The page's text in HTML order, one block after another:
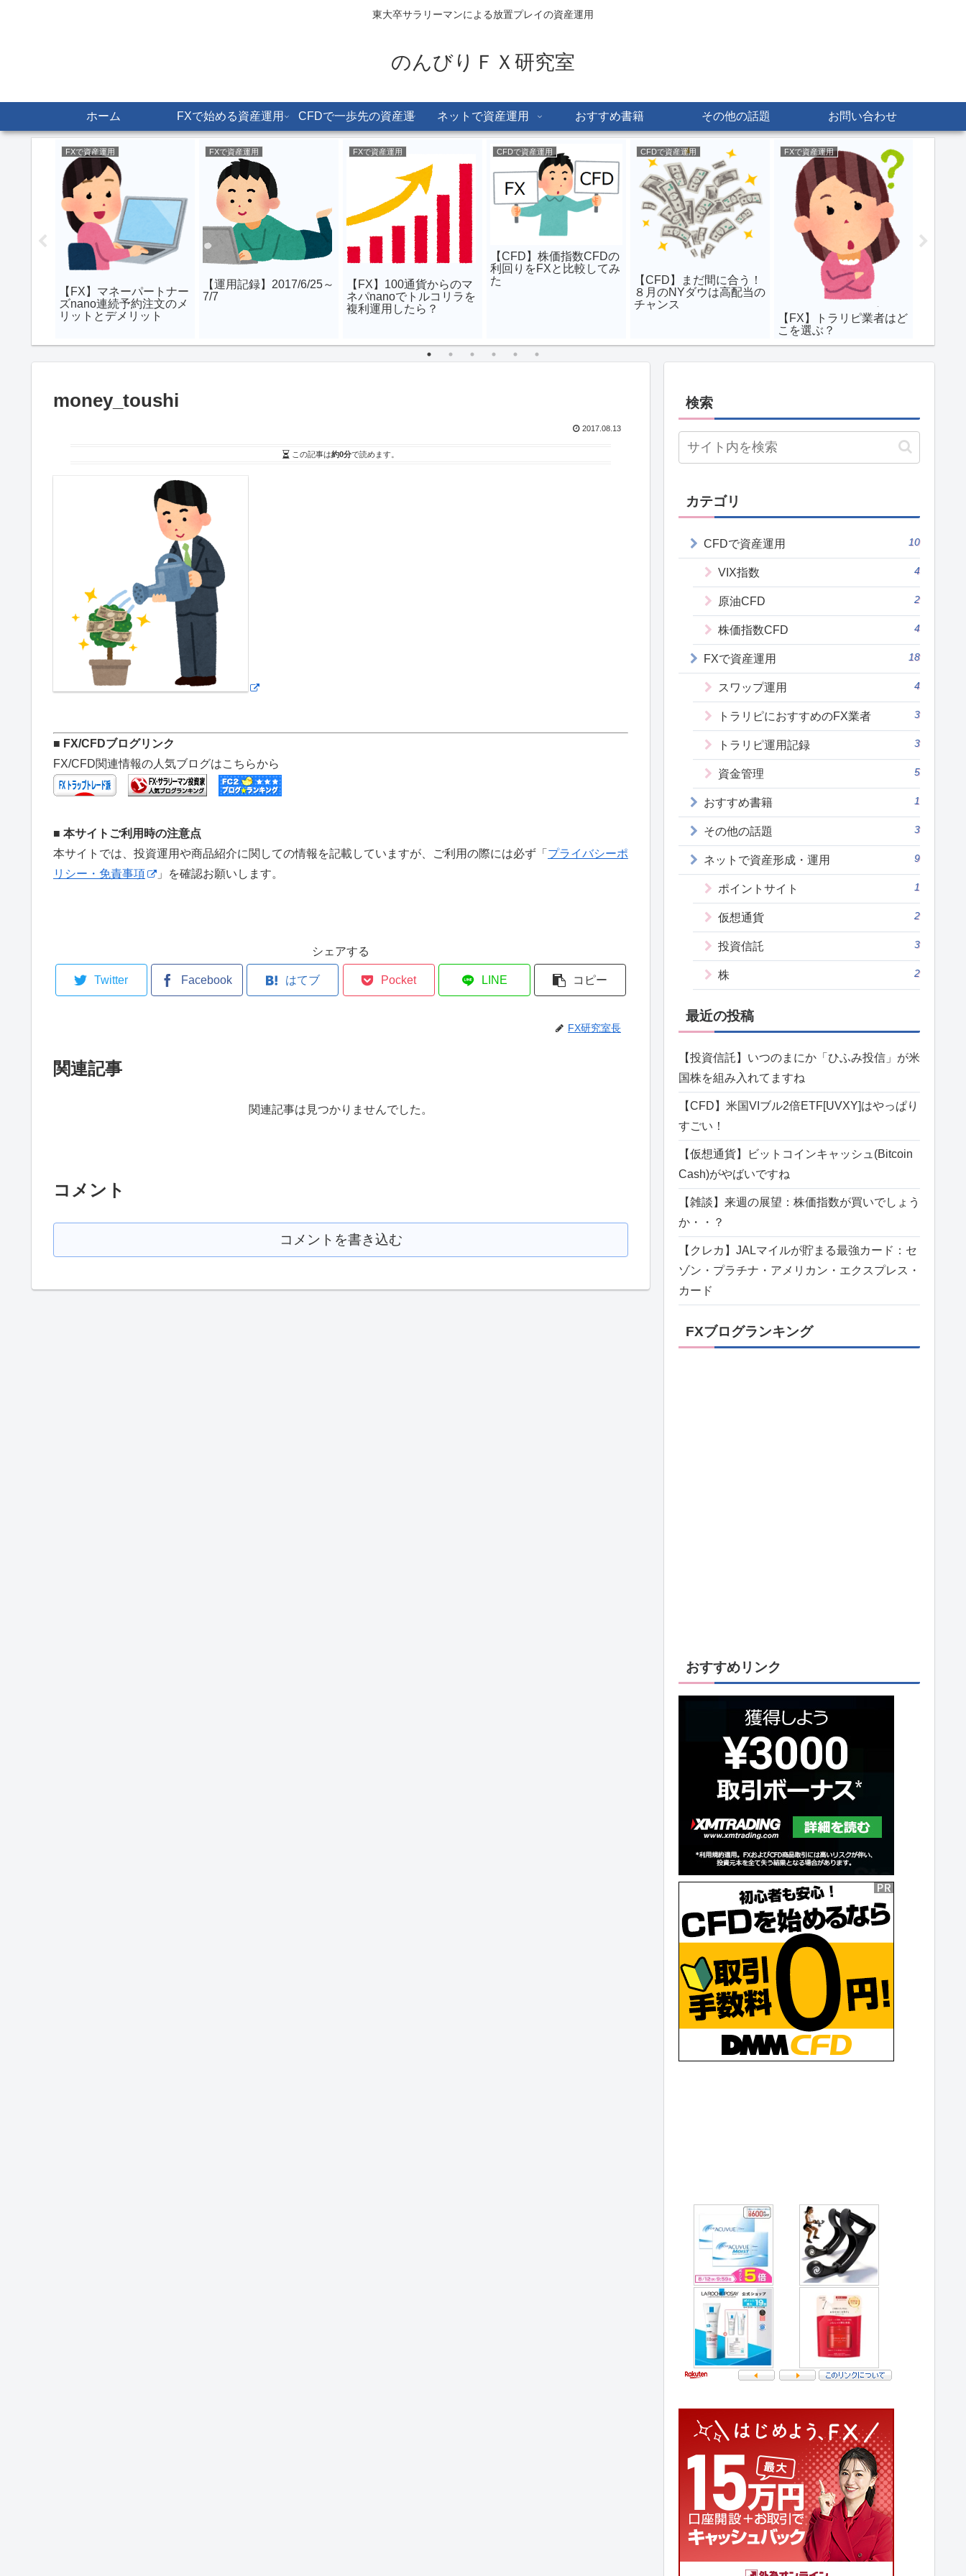
東大卒サラリーマンによる放置プレイの資産運用
のんびりＦＸ研究室
ホーム FXで始める資産運用 CFDで一歩先の資産運
用
ネットで資産運用 おすすめ書籍 その他の話題 お問い合わせ
FXで資産運用
【FX】マネーパートナー
ズnano連続予約注文のメ
リットとデメリット
FXで資産運用
【運用記録】2017/6/25～
7/7
FXで資産運用
【FX】100通貨からのマ
ネパnanoでトルコリラを
複利運用したら？
CFDで資産運用
【CFD】株価指数CFDの
利回りをFXと比較してみ
た
CFDで資産運用
【CFD】まだ間に合う！
８月のNYダウは高配当の
チャンス
FXで資産運用
【FX】トラリピ業者はど
こを選ぶ？
money_toushi
2017.08.13
この記事は約0分で読めます。
■ FX/CFDブログリンク
FX/CFD関連情報の人気ブログはこちらから
■ 本サイトご利用時の注意点
本サイトでは、投資運用や商品紹介に関しての情報を記載していますが、ご利用の際には必ず「 プライバシーポ
リシー・免責事項
」を確認お願いします。
シェアする
Twitter Facebook はてブ Pocket LINE コピー
FX研究室長
関連記事
関連記事は見つかりませんでした。
コメント
コメントを書き込む
検索
カテゴリ
CFDで資産運用 10
VIX指数 4
原油CFD 2
株価指数CFD 4
FXで資産運用 18
スワップ運用 4
トラリピにおすすめのFX業者 3
トラリピ運用記録 3
資金管理 5
おすすめ書籍 1
その他の話題 3
ネットで資産形成・運用 9
ポイントサイト 1
仮想通貨 2
投資信託 3
株 2
最近の投稿
【投資信託】いつのまにか「ひふみ投信」が米
国株を組み入れてますね
【CFD】米国VIブル2倍ETF[UVXY]はやっぱり
すごい！
【仮想通貨】ビットコインキャッシュ(Bitcoin
Cash)がやばいですね
【雑談】来週の展望：株価指数が買いでしょう
か・・？
【クレカ】JALマイルが貯まる最強カード：セ
ゾン・プラチナ・アメリカン・エクスプレス・
カード
FXブログランキング
おすすめリンク